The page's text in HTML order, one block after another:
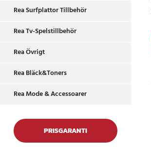
Rea Surfplattor Tillbehör
Rea Tv-Spelstillbehör
Rea Övrigt
Rea Bläck&Toners
Rea Mode & Accessoarer
PRISGARANTI